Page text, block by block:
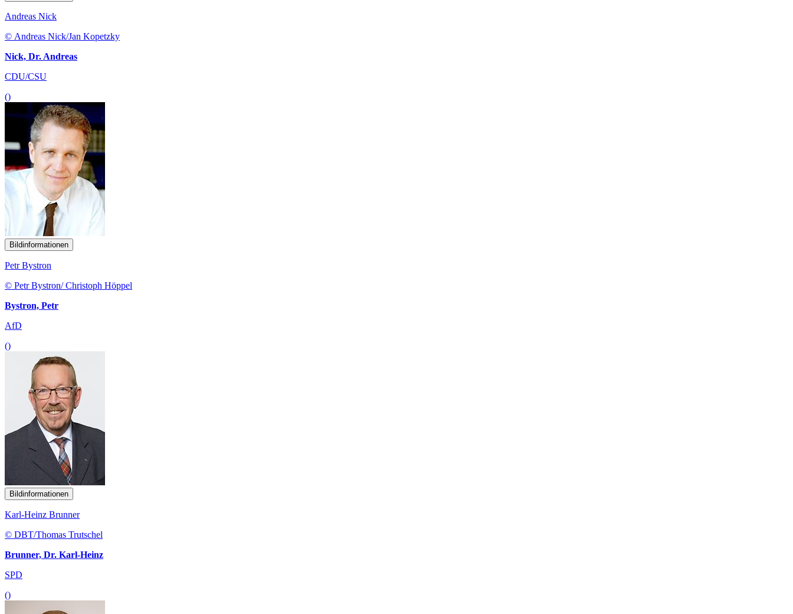
Andreas Nick
© Andreas Nick/Jan Kopetzky
Nick, Dr. Andreas
CDU/CSU
()
Bildinformationen
Petr Bystron
© Petr Bystron/ Christoph Höppel
Bystron, Petr
AfD
()
Bildinformationen
Karl-Heinz Brunner
© DBT/Thomas Trutschel
Brunner, Dr. Karl-Heinz
SPD
()